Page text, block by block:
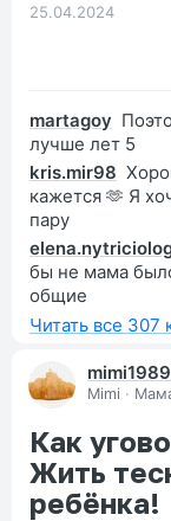
25.04.2024
martagoy
лучше лет 5
kris.mir98
кажется 🫶 Я
пару
бы не мама
общие
Читать все
Mimi ·
Как
Жить
ребёнка!